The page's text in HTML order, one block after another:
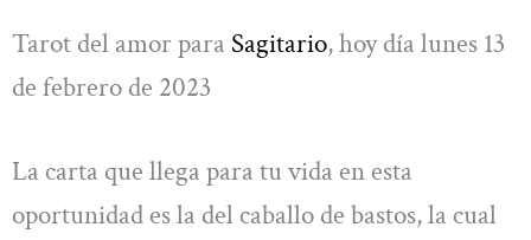
Tarot del amor para Sagitario, hoy día lunes 13
de febrero de 2023
La carta que llega para tu vida en esta
oportunidad es la del caballo de bastos, la cual